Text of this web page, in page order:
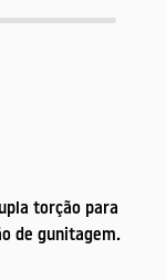
DE EROSÃO
torção para
de gunitagem.